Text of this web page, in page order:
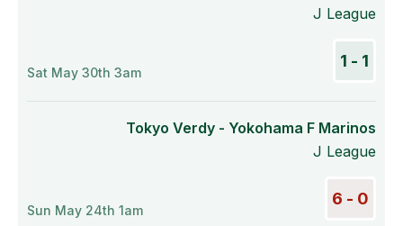
J League
Sat May 30th 3am
Tokyo Verdy - Yokohama F Marinos
J League
0 - 6
Sun May 24th 1am